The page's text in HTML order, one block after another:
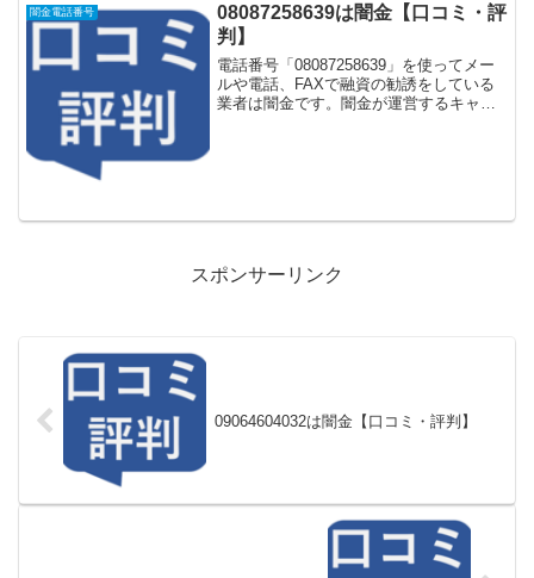
闇金電話番号
08087258639は闇金【口コミ・評
判】
電話番号「08087258639」を使ってメー
ルや電話、FAXで融資の勧誘をしている
業者は闇金です。闇金が運営するキャッ
スポンサーリンク
09064604032は闇金【口コミ・評判】